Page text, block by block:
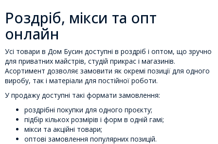
Роздріб, мікси та опт
онлайн
Усі товари в Дом Бусин доступні в роздріб і оптом, що зручно
для приватних майстрів, студій прикрас і магазинів.
Асортимент дозволяє замовити як окремі позиції для одного
виробу, так і матеріали для постійної роботи.
У продажу доступні такі формати замовлення:
роздрібні покупки для одного проєкту;
підбір кількох розмірів і форм в одній гамі;
мікси та акційні товари;
оптові замовлення популярних позицій.